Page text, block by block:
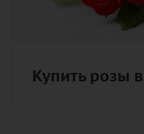
Купить розы